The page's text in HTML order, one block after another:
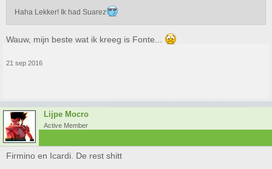
Haha Lekker! Ik had Suarez
Wauw, mijn beste wat ik kreeg is Fonte...
21 sep 2016
Lijpe Mocro
Active Member
Firmino en Icardi. De rest shitt